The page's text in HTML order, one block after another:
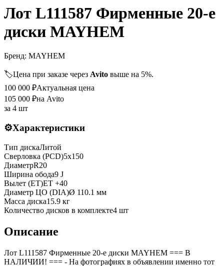
Лот L111587 Фирменные 20-е
диски MAYHEM
Бренд: MAYHEM
🏷️Цена при заказе через Avito выше на 5%.
100 000 ₽Актуальная цена
105 000 ₽на Avito
за 4 шт
⚙️Характеристики
Тип дискаЛитой
Сверловка (PCD)5x150
ДиаметрR20
Ширина обода9 J
Вылет (ET)ET +40
Диаметр ЦО (DIA)Ø 110.1 мм
Масса диска15.9 кг
Количество дисков в комплекте4 шт
Описание
Лот L111587 Фирменные 20-е диски MAYHEM === B
НАЛИЧИИ! === - На фотографиях в объявлении именно тот